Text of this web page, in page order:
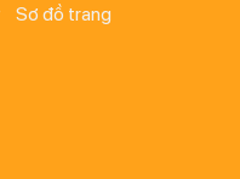
Sơ đồ trang